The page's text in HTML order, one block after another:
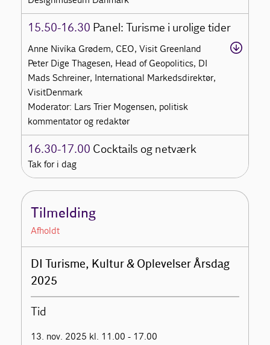
15.50-16.30 Panel: Turisme i urolige tider
Anne Nivíka Grødem, CEO, Visit Greenland
Peter Dige Thagesen, Head of Geopolitics, DI
Mads Schreiner, International Markedsdirektør,
VisitDenmark
Moderator: Lars Trier Mogensen, politisk
kommentator og redaktør
16.30-17.00 Cocktails og netværk
Tak for i dag
Tilmelding
Afholdt
DI Turisme, Kultur & Oplevelser Årsdag
2025
Tid
13. nov. 2025 kl. 11.00 - 17.00